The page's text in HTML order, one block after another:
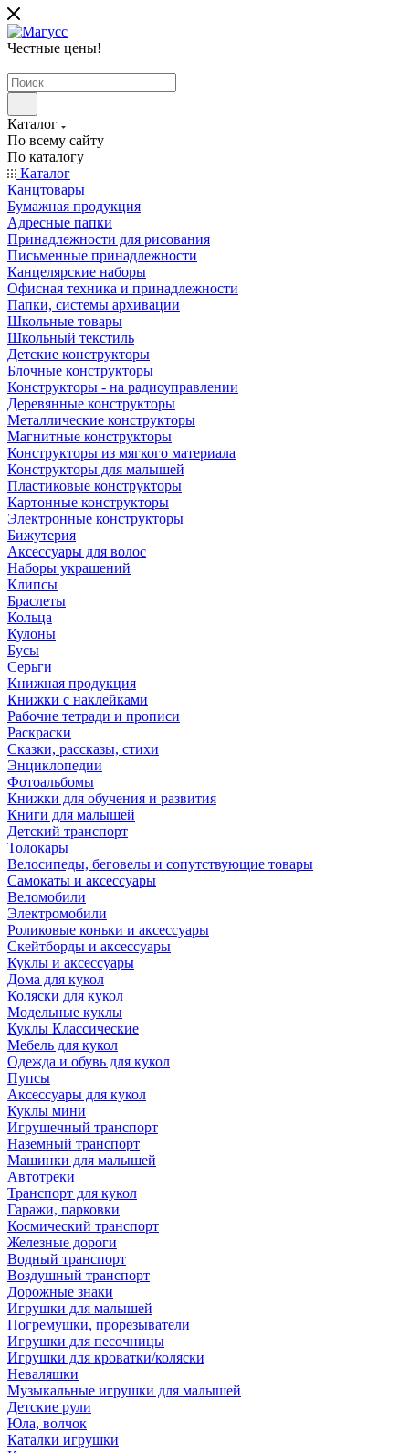
Честные цены!
Каталог
По всему сайту
По каталогу
Каталог
Канцтовары
Бумажная продукция
Адресные папки
Принадлежности для рисования
Письменные принадлежности
Канцелярские наборы
Офисная техника и принадлежности
Папки, системы архивации
Школьные товары
Школьный текстиль
Детские конструкторы
Блочные конструкторы
Конструкторы - на радиоуправлении
Деревянные конструкторы
Металлические конструкторы
Магнитные конструкторы
Конструкторы из мягкого материала
Конструкторы для малышей
Пластиковые конструкторы
Картонные конструкторы
Электронные конструкторы
Бижутерия
Аксессуары для волос
Наборы украшений
Клипсы
Браслеты
Кольца
Кулоны
Бусы
Серьги
Книжная продукция
Книжки с наклейками
Рабочие тетради и прописи
Раскраски
Сказки, рассказы, стихи
Энциклопедии
Фотоальбомы
Книжки для обучения и развития
Книги для малышей
Детский транспорт
Толокары
Велосипеды, беговелы и сопутствующие товары
Самокаты и аксессуары
Веломобили
Электромобили
Роликовые коньки и аксессуары
Скейтборды и аксессуары
Куклы и аксессуары
Дома для кукол
Коляски для кукол
Модельные куклы
Куклы Классические
Мебель для кукол
Одежда и обувь для кукол
Пупсы
Аксессуары для кукол
Куклы мини
Игрушечный транспорт
Наземный транспорт
Машинки для малышей
Автотреки
Транспорт для кукол
Гаражи, парковки
Космический транспорт
Железные дороги
Водный транспорт
Воздушный транспорт
Дорожные знаки
Игрушки для малышей
Погремушки, прорезыватели
Игрушки для песочницы
Игрушки для кроватки/коляски
Неваляшки
Музыкальные игрушки для малышей
Детские рули
Юла, волчок
Каталки игрушки